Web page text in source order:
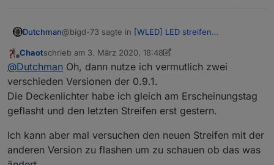
Dutchman@bigd-73 sagte in [WLED] LED streifen
@ DutchmanVersion 0.9.1 läuft bei mir
problemlos mit deiner aktuellen Adapterversion
welche 0.9.1, rc1 .... rc2 oder. die vor 9 Tagen
released wurde ?
Offline
Chaotschrieb am 3. März 2020, 18:48
zuletzt editiert von Chaot 3. März 2020, 20:13
@Dutchman Oh, dann nutze ich vermutlich zwei
verschieden Versionen der 0.9.1.
Die Deckenlichter habe ich gleich am Erscheinungstag
geflasht und den letzten Streifen erst gestern.
Ich kann aber mal versuchen den neuen Streifen mit der
anderen Version zu flashen um zu schauen ob das was